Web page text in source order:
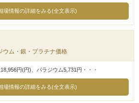
場情報の詳細をみる(全文表示)
ウム・銀・プラチナ価格
円(円)、パラジウム5,731円・・・
場情報の詳細をみる(全文表示)